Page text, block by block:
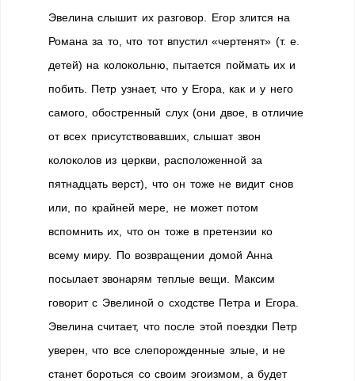
Эвелина слышит их разговор. Егор злится на
Романа за то, что тот впустил «чертенят» (т. е.
детей) на колокольню, пытается поймать их и
побить. Петр узнает, что у Егора, как и у него
самого, обостренный слух (они двое, в отличие
от всех присутствовавших, слышат звон
колоколов из церкви, расположенной за
пятнадцать верст), что он тоже не видит снов
или, по крайней мере, не может потом
вспомнить их, что он тоже в претензии ко
всему миру. По возвращении домой Анна
посылает звонарям теплые вещи. Максим
говорит с Эвелиной о сходстве Петра и Егора.
Эвелина считает, что после этой поездки Петр
уверен, что все слепорожденные злые, и не
станет бороться со своим эгоизмом, а будет